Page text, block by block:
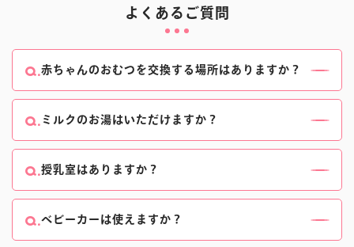
よくあるご質問
赤ちゃんのおむつを交換する場所はありますか？
女性用お手洗い・男性用お手洗い(一部)・多目的トイ
レ・ベビーセンターにおむつ交換台をご用意していま
す。
ださい。
ミルクのお湯はいただけますか？
ベビーセンターにて、調乳用のお湯をご用意しており
ます。
ベビーセンターについて、詳しくはこちらをご確認く
授乳室はありますか？
ベビーセンターにファミリー授乳室(1室)、女性専用
の個室授乳室(4室)がございます。
ベビーセンターについて、詳しくはこちらをご確認く
ベビーカーは使えますか？